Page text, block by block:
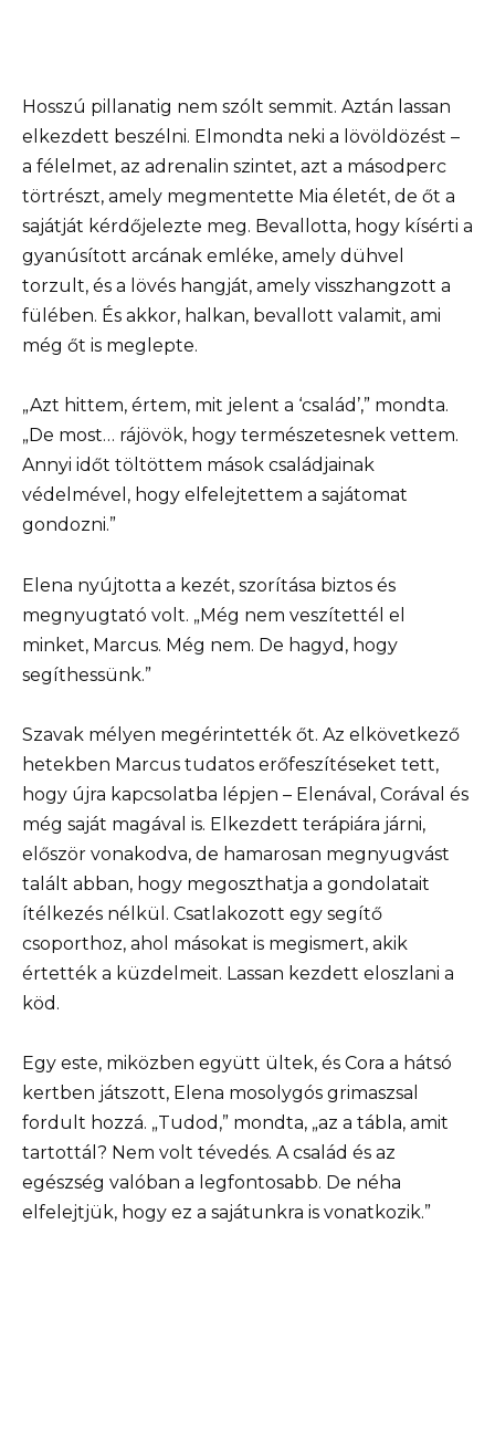
Hosszú pillanatig nem szólt semmit. Aztán lassan
elkezdett beszélni. Elmondta neki a lövöldözést –
a félelmet, az adrenalin szintet, azt a másodperc
törtrészt, amely megmentette Mia életét, de őt a
sajátját kérdőjelezte meg. Bevallotta, hogy kísérti a
gyanúsított arcának emléke, amely dühvel
torzult, és a lövés hangját, amely visszhangzott a
fülében. És akkor, halkan, bevallott valamit, ami
még őt is meglepte.
„Azt hittem, értem, mit jelent a ‘család’,” mondta.
„De most… rájövök, hogy természetesnek vettem.
Annyi időt töltöttem mások családjainak
védelmével, hogy elfelejtettem a sajátomat
gondozni.”
Elena nyújtotta a kezét, szorítása biztos és
megnyugtató volt. „Még nem veszítettél el
minket, Marcus. Még nem. De hagyd, hogy
segíthessünk.”
Szavak mélyen megérintették őt. Az elkövetkező
hetekben Marcus tudatos erőfeszítéseket tett,
hogy újra kapcsolatba lépjen – Elenával, Corával és
még saját magával is. Elkezdett terápiára járni,
először vonakodva, de hamarosan megnyugvást
talált abban, hogy megoszthatja a gondolatait
ítélkezés nélkül. Csatlakozott egy segítő
csoporthoz, ahol másokat is megismert, akik
értették a küzdelmeit. Lassan kezdett eloszlani a
köd.
Egy este, miközben együtt ültek, és Cora a hátsó
kertben játszott, Elena mosolygós grimaszsal
fordult hozzá. „Tudod,” mondta, „az a tábla, amit
tartottál? Nem volt tévedés. A család és az
egészség valóban a legfontosabb. De néha
elfelejtjük, hogy ez a sajátunkra is vonatkozik.”